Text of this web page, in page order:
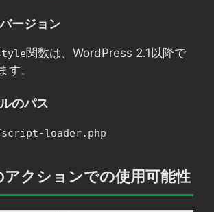
ージョン
関数は、WordPress 2.1以降で
す。
のパス
loader.php
アクションでの使用可能性